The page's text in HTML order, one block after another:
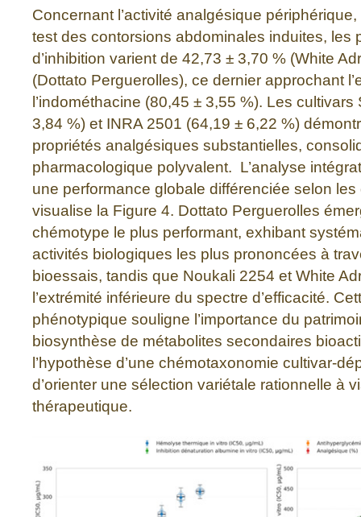
Concernant l’activité analgésique
test des contorsions abdominales induites, les
d’inhibition varient de 42,73 ± 3,70 % (White
(Dottato Perguerolles), ce dernier approchant
l’indométhacine (80,45 ± 3,55 %). Les cultivars
3,84 %) et INRA 2501 (64,19 ± 6,22 %)
propriétés analgésiques substantielles,
pharmacologique polyvalent. L’analyse
une performance globale différenciée selon
visualise la Figure 4. Dottato Perguerolles
chémotype le plus performant, exhibant
activités biologiques les plus prononcées à
bioessais, tandis que Noukali 2254 et White
l’extrémité inférieure du spectre d’efficacité.
phénotypique souligne l’importance du
biosynthèse de métabolites secondaires
l’hypothèse d’une chémotaxonomie cultivar-
d’orienter une sélection variétale rationnelle à
thérapeutique.